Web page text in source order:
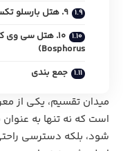
9. هتل بارسلو تکسیم (Barceló)
Bosphorus)
جمع بندی
میدان تقسیم، یکی از
است که نه تنها به‌
شود، بلکه دسترسی